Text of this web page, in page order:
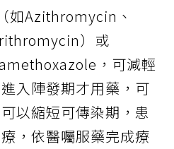
如Azithromycin、
）或
，可減輕
入陣發期才用藥，可
以縮短可傳染期，患
，依醫囑服藥完成療